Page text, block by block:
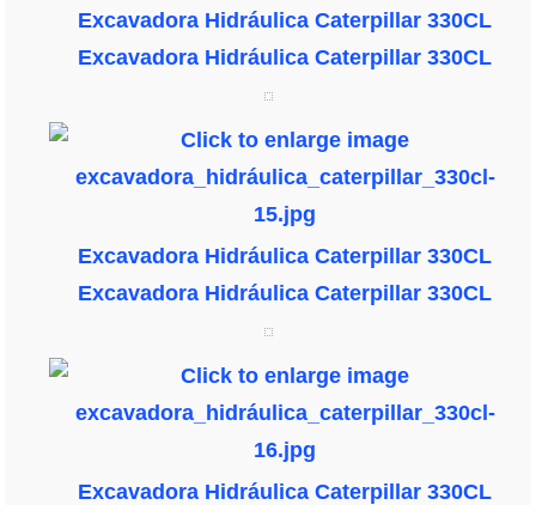
Excavadora Hidráulica Caterpillar 330CL
Excavadora Hidráulica Caterpillar 330CL
Excavadora Hidráulica Caterpillar 330CL
Excavadora Hidráulica Caterpillar 330CL
Excavadora Hidráulica Caterpillar 330CL